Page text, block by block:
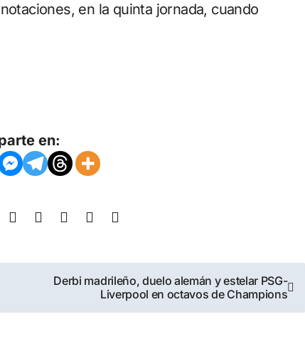
en la quinta jornada, cuando
en:
Derbi madrileño, duelo alemán y estelar PSG-
Liverpool en octavos de Champions